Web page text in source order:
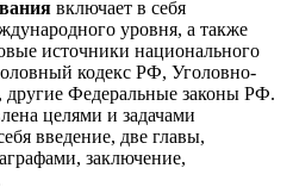
включает в себя
уровня, а также
источники национального
кодекс РФ, Уголовно-
Федеральные законы РФ.
целями и задачами
введение, две главы,
заключение,